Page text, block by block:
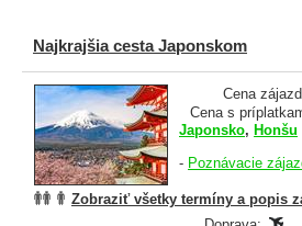
Najkrajšia cesta Japonskom
Cena
Cena s
Japonsko, Honšu
- Poznávacie
Zobraziť všetky termíny a popis